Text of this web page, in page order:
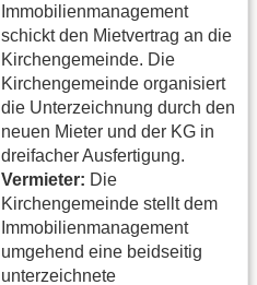
Immobilienmanagement
schickt den Mietvertrag an die
Kirchengemeinde. Die
Kirchengemeinde organisiert
die Unterzeichnung durch den
neuen Mieter und der KG in
dreifacher Ausfertigung.
Vermieter: Die
Kirchengemeinde stellt dem
Immobilienmanagement
umgehend eine beidseitig
unterzeichnete